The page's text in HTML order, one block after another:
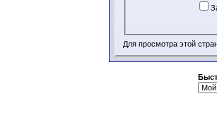
Для просмотра этой